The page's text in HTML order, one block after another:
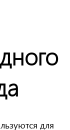
для